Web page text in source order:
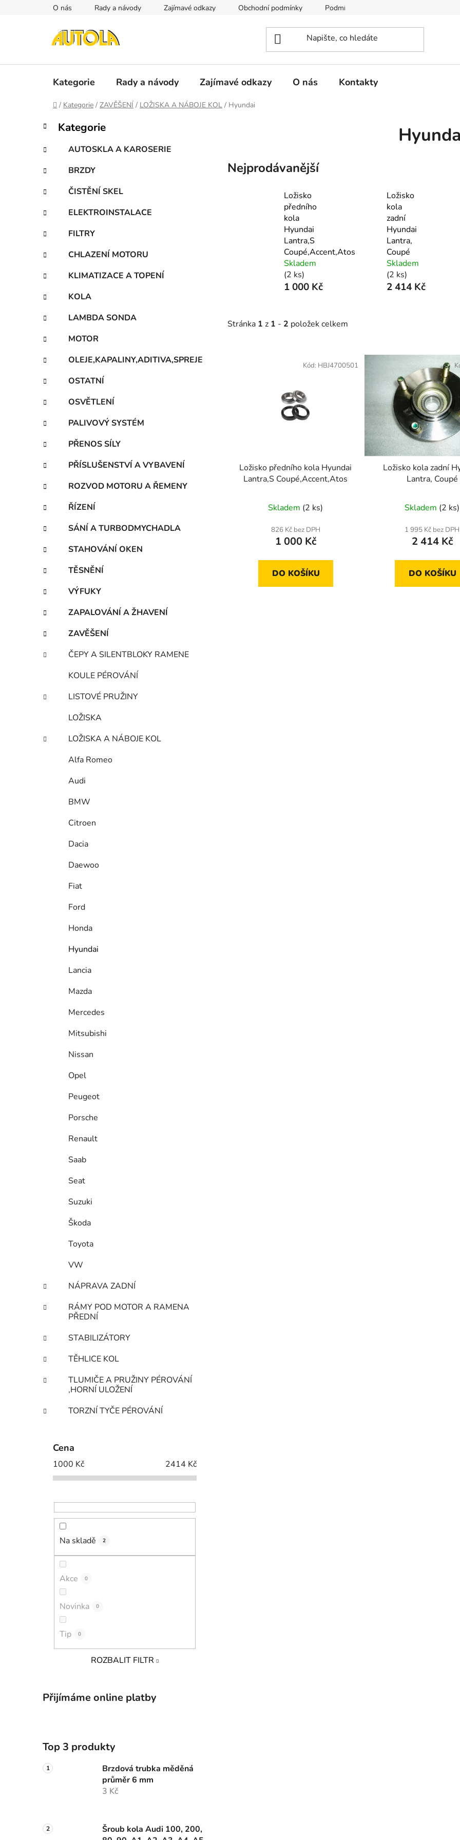
O nás Rady a návody Zajímavé odkazy Obchodní podmínky Podmínky ochrany osobních údajů
Kategorie Rady a návody Zajímavé odkazy O nás Kontakty
Domů
/ Kategorie / ZAVĚŠENÍ / LOŽISKA A NÁBOJE KOL / Hyundai
P
s
r
a
n
í
p
a
e
l
Přeskočit
kategorie
K
a
e
g
o
r
e
Kategorie
AUTOSKLA A KAROSERIE
BRZDY
ČISTĚNÍ SKEL
ELEKTROINSTALACE
FILTRY
CHLAZENÍ MOTORU
KLIMATIZACE A TOPENÍ
KOLA
LAMBDA SONDA
MOTOR
OLEJE,KAPALINY,ADITIVA,SPREJE
OSTATNÍ
OSVĚTLENÍ
PALIVOVÝ SYSTÉM
PŘENOS SÍLY
PŘÍSLUŠENSTVÍ A VYBAVENÍ
ROZVOD MOTORU A ŘEMENY
ŘÍZENÍ
SÁNÍ A TURBODMYCHADLA
STAHOVÁNÍ OKEN
TĚSNĚNÍ
VÝFUKY
ZAPALOVÁNÍ A ŽHAVENÍ
ZAVĚŠENÍ
ČEPY A SILENTBLOKY RAMENE
KOULE PÉROVÁNÍ
LISTOVÉ PRUŽINY
LOŽISKA
LOŽISKA A NÁBOJE KOL
Alfa Romeo
Audi
BMW
Citroen
Dacia
Daewoo
Fiat
Ford
Honda
Hyundai
Lancia
Mazda
Mercedes
Mitsubishi
Nissan
Opel
Peugeot
Porsche
Renault
Saab
Seat
Suzuki
Škoda
Toyota
VW
NÁPRAVA ZADNÍ
RÁMY POD MOTOR A RAMENA
PŘEDNÍ
STABILIZÁTORY
TĚHLICE KOL
TLUMIČE A PRUŽINY PÉROVÁNÍ
,HORNÍ ULOŽENÍ
TORZNÍ TYČE PÉROVÁNÍ
Cena
1000 Kč 2414 Kč
Na skladě 2
Akce 0
Novinka 0
Tip 0
ROZBALIT FILTR
Přijímáme online platby
Top 3 produkty
Brzdová trubka měděná
průměr 6 mm
3 Kč
Šroub kola Audi 100, 200,
Nejprodávanější
Ložisko
předního
kola
Hyundai
Lantra,S
Coupé,Accent,Atos
Skladem
(2 ks)
1 000 Kč
Ložisko
kola
zadní
Hyundai
Lantra,
Coupé
Skladem
(2 ks)
2 414 Kč
Stránka 1 z 1 - 2 položek celkem
Ložisko předního kola Hyundai
Lantra,S Coupé,Accent,Atos
Skladem (2 ks)
826 Kč bez DPH
1 000 Kč
DO KOŠÍKU
Kód: HBJ4700501
Ložisko kola zadní
Lantra, Coupé
Skladem (2 ks)
1 995 Kč bez DPH
2 414 Kč
DO KOŠÍKU